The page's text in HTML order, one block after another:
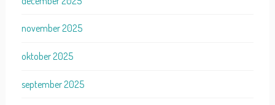
november 2025
oktober 2025
september 2025